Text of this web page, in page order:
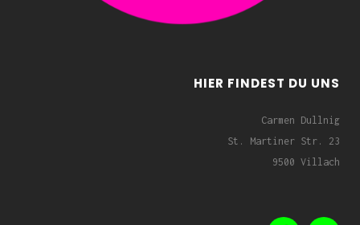
HIER FINDEST DU UNS
Carmen Dullnig
St. Martiner Str. 23
9500 Villach